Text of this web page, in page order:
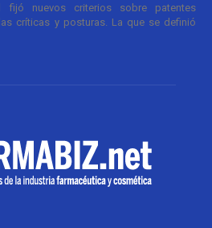
fijó nuevos criterios sobre patentes
críticas y posturas. La que se definió